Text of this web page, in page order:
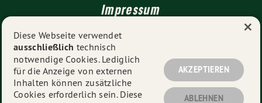
Impressum
Datenschutz
© 2026GRÜNE Düsseldorf - Alle Rechte vorbehalten.
Diese Webseite verwendet
ausschließlich technisch
notwendige Cookies. Lediglich
für die Anzeige von externen
Inhalten können zusätzliche
Cookies erforderlich sein. Diese
AKZEPTIEREN
ABLEHNEN
×